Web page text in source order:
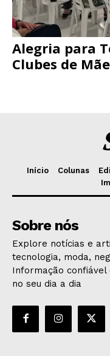
Alegria para
Clubes de
Início Colunas
Sobre nós
Explore notícias e
tecnologia, moda,
Informação confiável
no seu dia a dia